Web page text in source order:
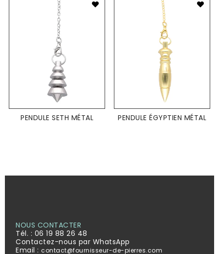
PENDULE SETH MÉTAL PENDULE ÉGYPTIEN MÉTAL
NOUS CONTACTER
Tél. : 06 19 88 26 48
Contactez-nous par WhatsApp
Email : contact@fournisseur-de-pierres.com